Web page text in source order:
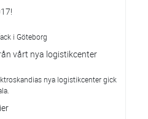
i Göteborg
vårt nya logistikcenter
nya logistikcenter gick